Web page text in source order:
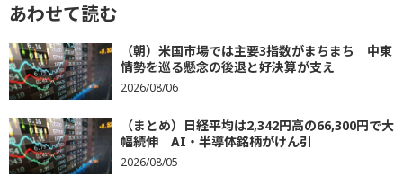
あわせて読む
（朝）米国市場では主要3指数がまちまち 中東
情勢を巡る懸念の後退と好決算が支え
2026/08/06
（まとめ）日経平均は2,342円高の66,300円で大
幅続伸 AI・半導体銘柄がけん引
2026/08/05